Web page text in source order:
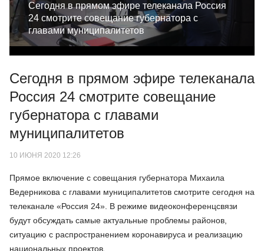
Сегодня в прямом эфире телеканала Россия
24 смотрите совещание губернатора с
главами муниципалитетов
Сегодня в прямом эфире телеканала
Россия 24 смотрите совещание
губернатора с главами
муниципалитетов
10 ИЮНЯ 2020 12:26
Прямое включение с совещания губернатора Михаила
Ведерникова с главами муниципалитетов смотрите сегодня на
телеканале «Россия 24». В режиме видеоконференцсвязи
будут обсуждать самые актуальные проблемы районов,
ситуацию с распространением коронавируса и реализацию
национальных проектов.